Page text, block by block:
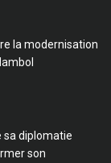
la modernisation
sa diplomatie
son